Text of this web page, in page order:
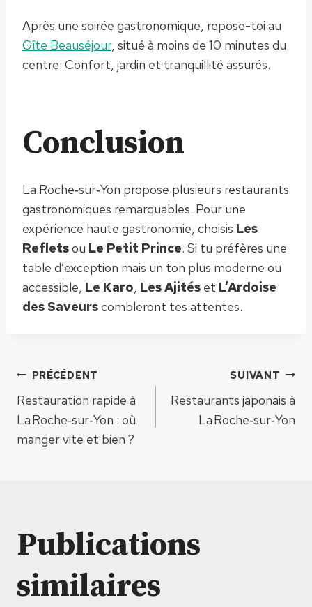
Après une soirée gastronomique, repose-toi au
Gîte Beauséjour, situé à moins de 10 minutes du
centre. Confort, jardin et tranquillité assurés.
Conclusion
La Roche‑sur‑Yon propose plusieurs restaurants
gastronomiques remarquables. Pour une
expérience haute gastronomie, choisis Les
Refletsou Le Petit Prince. Si tu préfères une
table d’exception mais un ton plus moderne ou
accessible, Le Karo, Les Ajités et L’Ardoise
des Saveurscombleront tes attentes.
Navigation
de
PRÉCÉDENT
Restauration rapide à
La Roche‑sur‑Yon : où
manger vite et bien ?
SUIVANT
Restaurants japonais à
La Roche‑sur‑Yon
Publications
similaires